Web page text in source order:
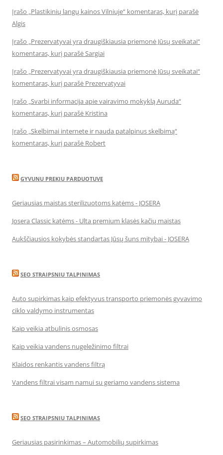
Įrašo „Plastikinių langų kainos Vilniuje“ komentaras, kurį parašė
Algis
Įrašo „Prezervatyvai yra draugiškiausia priemonė Jūsų sveikatai“
komentaras, kurį parašė Sargiai
Įrašo „Prezervatyvai yra draugiškiausia priemonė Jūsų sveikatai“
komentaras, kurį parašė Prezervatyvai
Įrašo „Svarbi informacija apie vairavimo mokyklą Auruda“
komentaras, kurį parašė Kristina
Įrašo „Skelbimai internete ir nauda patalpinus skelbimą“
komentaras, kurį parašė Robert
GYVUNU PREKIU PARDUOTUVE
Geriausias maistas sterilizuotoms katėms - JOSERA
Josera Classic katėms - Ulta premium klasės kačių maistas
Aukščiausios kokybės standartas Jūsų šuns mitybai - JOSERA
SEO STRAIPSNIU TALPINIMAS
Auto supirkimas kaip efektyvus transporto priemonės gyvavimo
ciklo valdymo instrumentas
Kaip veikia atbulinis osmosas
Kaip veikia vandens nugeležinimo filtrai
Klaidos renkantis vandens filtrą
Vandens filtrai visam namui su geriamo vandens sistema
SEO STRAIPSNIU TALPINIMAS
Geriausias pasirinkimas – Automobilių supirkimas